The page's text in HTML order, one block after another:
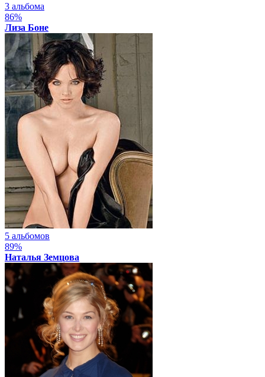
3 альбома
86%
Лиза Боне
5 альбомов
89%
Наталья Земцова